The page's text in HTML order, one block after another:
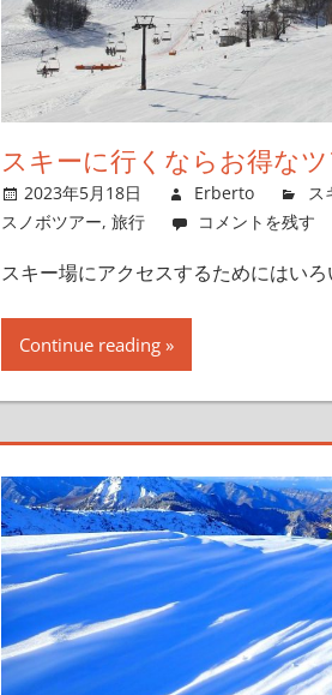
スキーに行くならお得なツ
2023年5月18日 Erberto ス
スノボツアー, 旅行 コメントを残す
スキー場にアクセスするためにはいろ
Continue reading